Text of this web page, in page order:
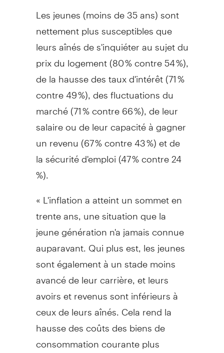
Les jeunes (moins de 35 ans) sont
nettement plus susceptibles que
leurs aînés de s'inquiéter au sujet du
prix du logement (80 % contre 54 %),
de la hausse des taux d'intérêt (71 %
contre 49 %), des fluctuations du
marché (71 % contre 66 %), de leur
salaire ou de leur capacité à gagner
un revenu (67 % contre 43 %) et de
la sécurité d'emploi (47 % contre 24
%).
« L'inflation a atteint un sommet en
trente ans, une situation que la
jeune génération n'a jamais connue
auparavant. Qui plus est, les jeunes
sont également à un stade moins
avancé de leur carrière, et leurs
avoirs et revenus sont inférieurs à
ceux de leurs aînés. Cela rend la
hausse des coûts des biens de
consommation courante plus